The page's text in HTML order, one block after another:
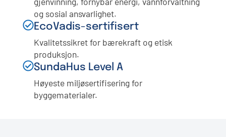
og sosial ansvarlighet.
EcoVadis-sertifisert
Kvalitetssikret for bærekraft og etisk
produksjon.
SundaHus Level A
Høyeste miljøsertifisering for
byggematerialer.